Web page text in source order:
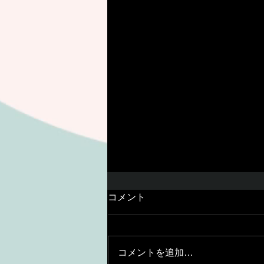
コメント
コメントを追加…